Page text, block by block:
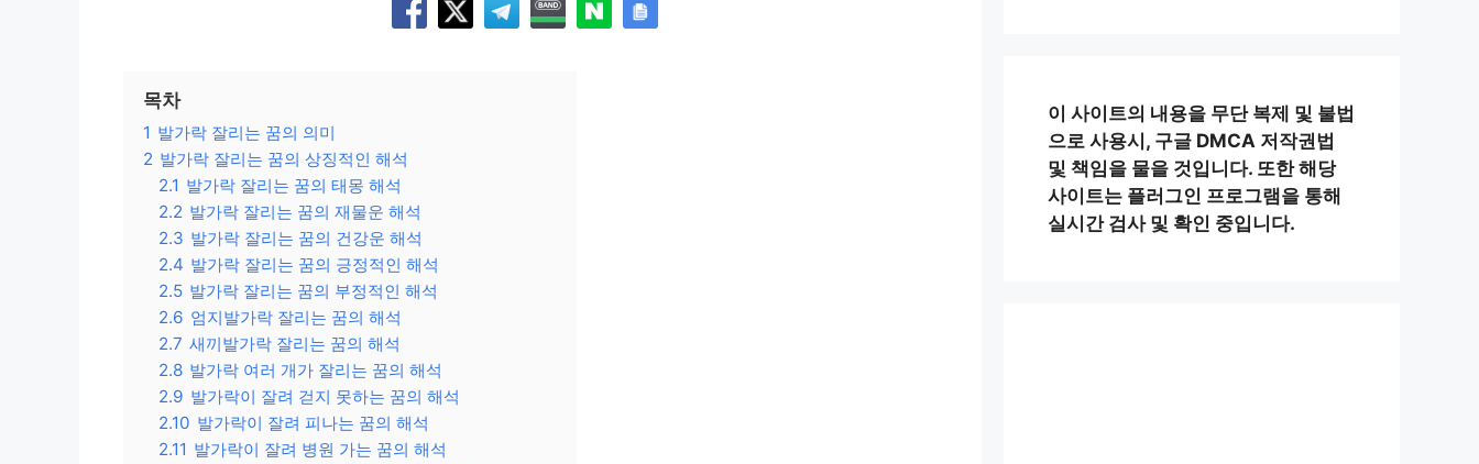
목차
1 발가락 잘리는 꿈의 의미
2 발가락 잘리는 꿈의 상징적인 해석
2.1 발가락 잘리는 꿈의 태몽 해석
2.2 발가락 잘리는 꿈의 재물운 해석
2.3 발가락 잘리는 꿈의 건강운 해석
2.4 발가락 잘리는 꿈의 긍정적인 해석
2.5 발가락 잘리는 꿈의 부정적인 해석
2.6 엄지발가락 잘리는 꿈의 해석
2.7 새끼발가락 잘리는 꿈의 해석
2.8 발가락 여러 개가 잘리는 꿈의 해석
2.9 발가락이 잘려 걷지 못하는 꿈의 해석
2.10 발가락이 잘려 피나는 꿈의 해석
2.11 발가락이 잘려 병원 가는 꿈의 해석
이 사이트의 내용을 무단 복제 및 불법
으로 사용시, 구글 DMCA 저작권법
및 책임을 물을 것입니다. 또한 해당
사이트는 플러그인 프로그램을 통해
실시간 검사 및 확인 중입니다.